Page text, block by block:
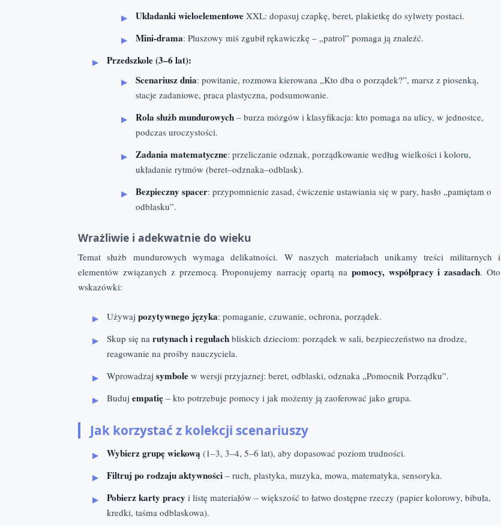
Układanki wieloelementowe XXL: dopasuj czapkę, beret, plakietkę do sylwety postaci.
Mini-drama: Pluszowy miś zgubił rękawiczkę – „patrol” pomaga ją znaleźć.
Przedszkole (3–6 lat):
Scenariusz dnia: powitanie, rozmowa kierowana „Kto dba o porządek?”, marsz z piosenką,
stacje zadaniowe, praca plastyczna, podsumowanie.
Rola służb mundurowych – burza mózgów i klasyfikacja: kto pomaga na ulicy, w jednostce,
podczas uroczystości.
Zadania matematyczne: przeliczanie odznak, porządkowanie według wielkości i koloru,
układanie rytmów (beret–odznaka–odblask).
Bezpieczny spacer: przypomnienie zasad, ćwiczenie ustawiania się w pary, hasło „pamiętam o
odblasku”.
Wrażliwie i adekwatnie do wieku
Temat służb mundurowych wymaga delikatności. W naszych materiałach unikamy treści militarnych i
elementów związanych z przemocą. Proponujemy narrację opartą na pomocy, współpracy i zasadach. Oto
wskazówki:
Używaj pozytywnego języka: pomaganie, czuwanie, ochrona, porządek.
Skup się na rutynach i regułach bliskich dzieciom: porządek w sali, bezpieczeństwo na drodze,
reagowanie na prośby nauczyciela.
Wprowadzaj symbole w wersji przyjaznej: beret, odblaski, odznaka „Pomocnik Porządku”.
Buduj empatię – kto potrzebuje pomocy i jak możemy ją zaoferować jako grupa.
Jak korzystać z kolekcji scenariuszy
Wybierz grupę wiekową (1–3, 3–4, 5–6 lat), aby dopasować poziom trudności.
Filtruj po rodzaju aktywności – ruch, plastyka, muzyka, mowa, matematyka, sensoryka.
Pobierz karty pracy i listę materiałów – większość to łatwo dostępne rzeczy (papier kolorowy, bibuła,
kredki, taśma odblaskowa).